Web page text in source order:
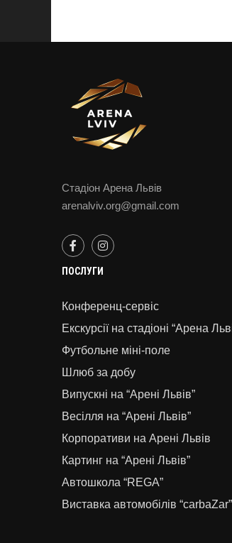
Стадіон Арена Львів
arenalviv.org@gmail.com
ПОСЛУГИ
Конференц-сервіс
Екскурсії на стадіоні “Арена
Футбольне міні-поле
Шлюб за добу
Випускні на “Арені Львів”
Весілля на “Арені Львів”
Корпоративи на Арені Львів
Картинг на “Арені Львів”
Автошкола “REGA”
Виставка автомобілів “carbaZar”